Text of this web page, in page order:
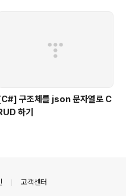
[C#] 구조체를 json 문자열로 C
하기
고객센터